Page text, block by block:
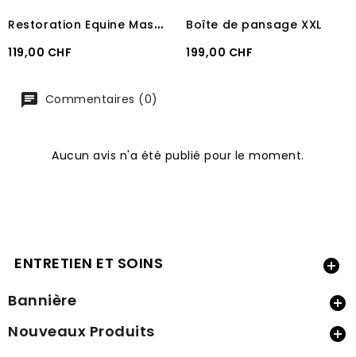
R
estoration Equine Masque Standard By ExpertEquine TM
Prix
119,00 CHF
Boîte de pansage XXL
Prix
199,00 CHF
Commentaires (0)
Aucun avis n'a été publié pour le moment.
ENTRETIEN ET SOINS 
Bannière 
Nouveaux Produits 